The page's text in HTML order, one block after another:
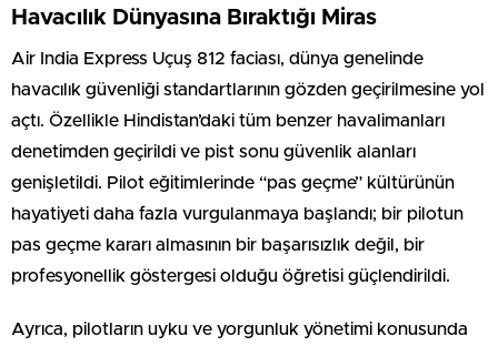
Havacılık Dünyasına Bıraktığı Miras
Air India Express Uçuş 812 faciası, dünya genelinde
havacılık güvenliği standartlarının gözden geçirilmesine yol
açtı. Özellikle Hindistan’daki tüm benzer havalimanları
denetimden geçirildi ve pist sonu güvenlik alanları
genişletildi. Pilot eğitimlerinde “pas geçme” kültürünün
hayatiyeti daha fazla vurgulanmaya başlandı; bir pilotun
pas geçme kararı almasının bir başarısızlık değil, bir
profesyonellik göstergesi olduğu öğretisi güçlendirildi.
Ayrıca, pilotların uyku ve yorgunluk yönetimi konusunda